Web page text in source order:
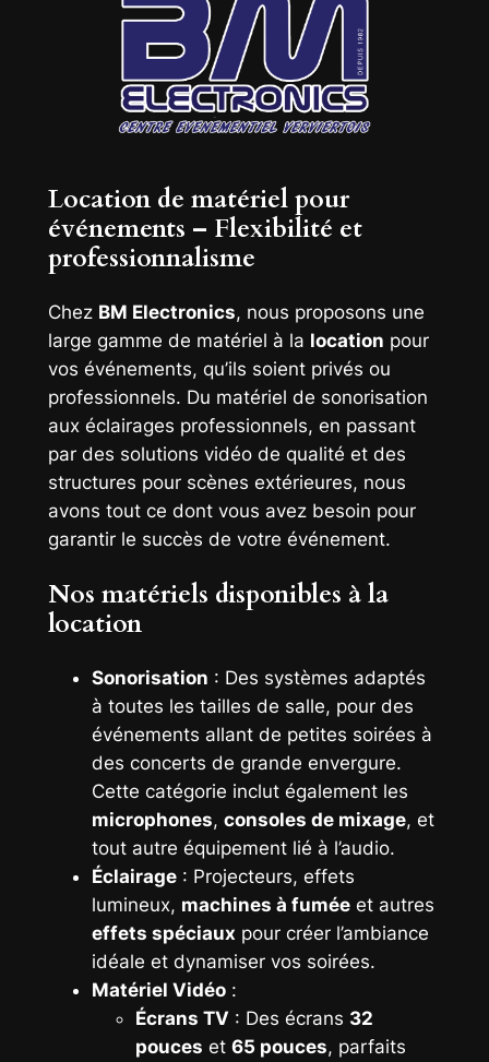
Location de matériel pour
événements – Flexibilité et
professionnalisme
Chez BM Electronics, nous proposons une
large gamme de matériel à la location pour
vos événements, qu’ils soient privés ou
professionnels. Du matériel de sonorisation
aux éclairages professionnels, en passant
par des solutions vidéo de qualité et des
structures pour scènes extérieures, nous
avons tout ce dont vous avez besoin pour
garantir le succès de votre événement.
Nos matériels disponibles à la
location
Sonorisation : Des systèmes adaptés
à toutes les tailles de salle, pour des
événements allant de petites soirées à
des concerts de grande envergure.
Cette catégorie inclut également les
microphones, consoles de mixage, et
tout autre équipement lié à l’audio.
Éclairage: Projecteurs, effets
lumineux, machines à fuméeet autres
effets spéciaux pour créer l’ambiance
idéale et dynamiser vos soirées.
Matériel Vidéo:
Écrans TV : Des écrans 32
pouces et 65 pouces, parfaits